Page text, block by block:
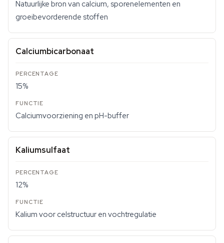
Natuurlijke bron van calcium, sporenelementen en
groeibevorderende stoffen
Calciumbicarbonaat
15%
Calciumvoorziening en pH-buffer
Kaliumsulfaat
12%
Kalium voor celstructuur en vochtregulatie